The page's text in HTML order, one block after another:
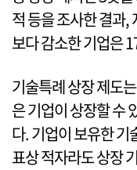
적 등을 조사한 결과,
보다 감소한 기업은
기술특례 상장 제도
은 기업이 상장할 수
다. 기업이 보유한
표상 적자라도 상장